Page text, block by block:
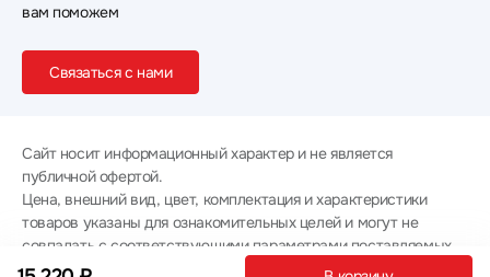
вам поможем
Связаться с нами
Сайт носит информационный характер и не является
публичной офертой.
Цена, внешний вид, цвет, комплектация и характеристики
товаров указаны для ознакомительных целей и могут не
совпадать с соответствующими параметрами поставляемых
товаров - уточняйте информацию у менеджера при